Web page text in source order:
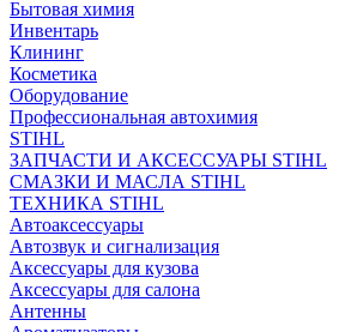
Бытовая химия
Инвентарь
Клининг
Косметика
Оборудование
Профессиональная автохимия
STIHL
ЗАПЧАСТИ И АКСЕССУАРЫ STIHL
СМАЗКИ И МАСЛА STIHL
ТЕХНИКА STIHL
Автоаксессуары
Автозвук и сигнализация
Аксессуары для кузова
Аксессуары для салона
Антенны